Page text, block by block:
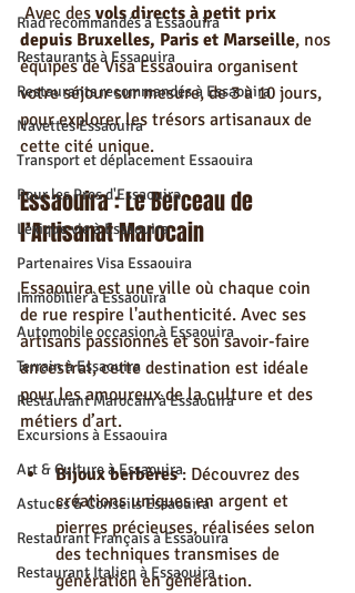
Riad recommandés à Essaouira
Restaurants à Essaouira
Restaurants recommandés à Essaouira
Navettes Essaouira
Transport et déplacement Essaouira
Pour les Pros d'Essaouira
Lexique vie à Essaouira
Partenaires Visa Essaouira
Immobilier à Essaouira
Automobile occasion à Essaouira
Terrain à Essaouira
Restaurant Marocain à Essaouira
Excursions à Essaouira
Art & Culture à Essaouira
Astuces & Conseils Essaouira
Restaurant Français à Essaouira
Restaurant Italien à Essaouira
Avec des vols directs à petit prix
depuis Bruxelles, Paris et Marseille, nos
équipes de Visa Essaouira organisent
votre séjour sur mesure, de 3 à 10 jours,
pour explorer les trésors artisanaux de
cette cité unique.
Essaouira : Le Berceau de
l’Artisanat Marocain
Essaouira est une ville où chaque coin
de rue respire l'authenticité. Avec ses
artisans passionnés et son savoir-faire
ancestral, cette destination est idéale
pour les amoureux de la culture et des
métiers d’art.
Bijoux berbères : Découvrez des
créations uniques en argent et
pierres précieuses, réalisées selon
des techniques transmises de
génération en génération.